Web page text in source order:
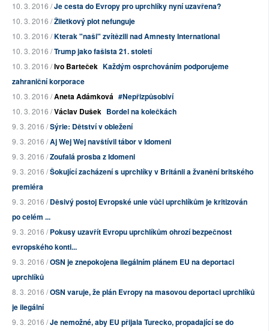
10. 3. 2016 /Je cesta do Evropy pro uprchlíky nyní uzavřena?
10. 3. 2016 /Žiletkový plot nefunguje
10. 3. 2016 /Kterak "naši" zvítězili nad Amnesty International
10. 3. 2016 /Trump jako fašista 21. století
10. 3. 2016 /Ivo Barteček Každým osprchováním podporujeme
zahraniční korporace
10. 3. 2016 /Aneta Adámková #Nepřizpůsobiví
10. 3. 2016 /Václav Dušek Bordel na kolečkách
9. 3. 2016 /Sýrie: Dětství v obležení
9. 3. 2016 /Aj Wej Wej navštívil tábor v Idomeni
9. 3. 2016 /Zoufalá prosba z Idomeni
9. 3. 2016 /Šokující zacházení s uprchlíky v Británii a žvanění britského
premiéra
9. 3. 2016 /Děsivý postoj Evropské unie vůči uprchlíkům je kritizován
po celém ...
9. 3. 2016 /Pokusy uzavřít Evropu uprchlíkům ohrozí bezpečnost
evropského konti...
9. 3. 2016 /OSN je znepokojena ilegálním plánem EU na deportaci
uprchlíků
8. 3. 2016 /OSN varuje, že plán Evropy na masovou deportaci uprchlíků
je ilegální
9. 3. 2016 /Je nemožné, aby EU přijala Turecko, propadající se do